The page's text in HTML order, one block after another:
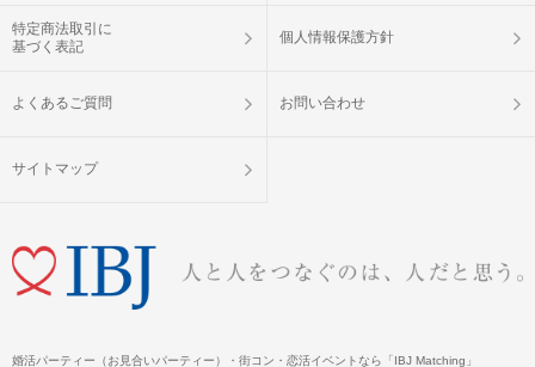
特定商法取引に
基づく表記
個人情報保護方針
よくあるご質問 お問い合わせ
サイトマップ
婚活パーティー（お見合いパーティー）・街コン・恋活イベントなら「IBJ Matching」